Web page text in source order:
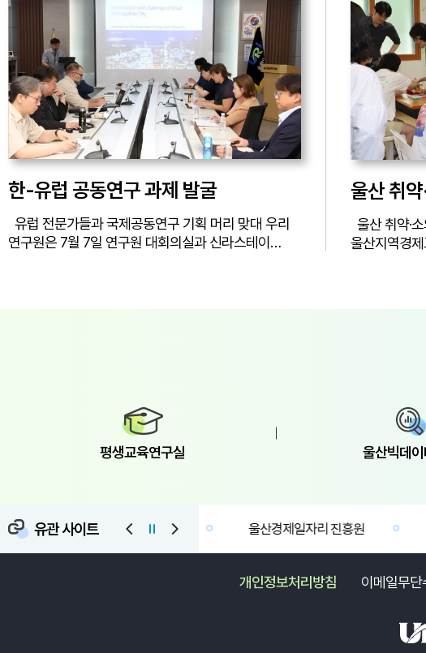
한-유럽 공동연구 과제 발굴
연구원은 7월 7일 연구원 대회의실과 신라스테이
크리즈코바 유럽협력연구소장, 토마스 오휄
아시아기술혁신학회 기후부위원장, 울산지역 전문가
등 20여 명이 참석했습니다. 이번 세미나는 울산이
CCUS(탄소포집·활용·저장) 등 울산의 산업·환경
전환과 연계할 수 있는 국제 공동연구 의제를 발굴하는
울산 취
울산지역경
참여자들은
능력과 경제
울산지역경
프로그램 진
소통했습니다. 센터는 재정경제부
교육기관과의
평생교육연구실 울산빅데
유관 사이트울산광역시 울산경제일자리 진흥원
개인정보처리방침 이메일무